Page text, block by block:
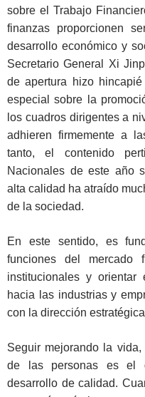
sobre el Trabajo
finanzas proporcionen
desarrollo económico y
Secretario General Xi
de apertura hizo
especial sobre la
los cuadros dirigentes a
adhieren firmemente a
tanto, el contenido
Nacionales de este año
alta calidad ha atraído
de la sociedad.
En este sentido, es
funciones del mercado
institucionales y
hacia las industrias y
con la dirección
Seguir mejorando la
de las personas es el
desarrollo de calidad.